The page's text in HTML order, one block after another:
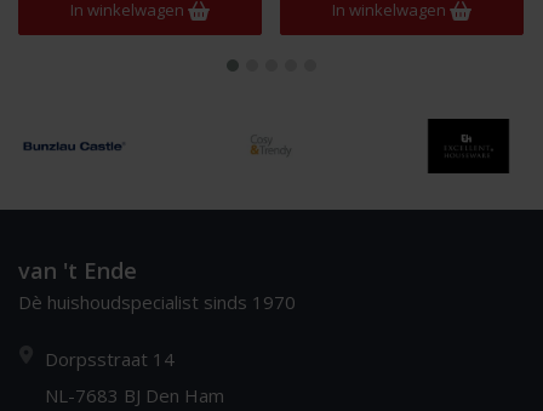
In winkelwagen In winkelwagen
van 't Ende
Dè huishoudspecialist sinds 1970
Dorpsstraat 14
NL-7683 BJ Den Ham